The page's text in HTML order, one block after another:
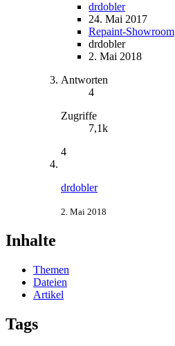
drdobler
24. Mai 2017
Repaint-Showroom
drdobler
2. Mai 2018
Antworten
4
Zugriffe
7,1k
4
drdobler
2. Mai 2018
Inhalte
Themen
Dateien
Artikel
Tags